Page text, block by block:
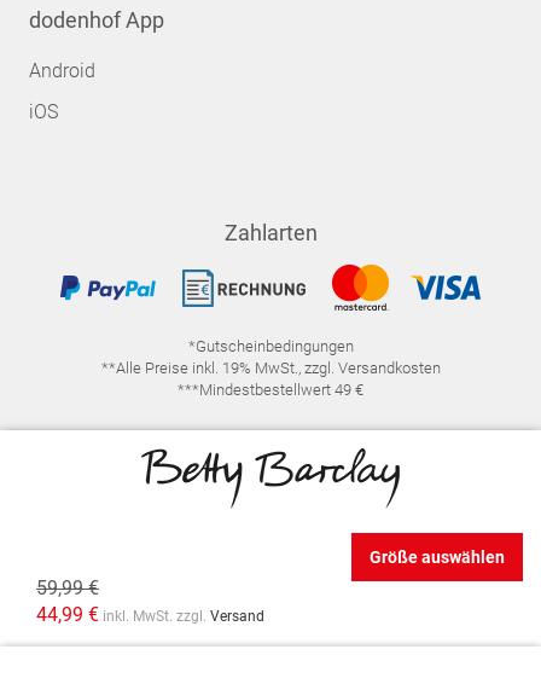
59,99 €
44,99 € inkl. MwSt. zzgl. Versand
Größe auswählen
dodenhof App
Android
iOS
Zahlarten
*Gutscheinbedingungen
**Alle Preise inkl. 19% MwSt., zzgl. Versandkosten
***Mindestbestellwert 49 €
IMPRESSUM FAQ
DATENSCHUTZ
DATENSCHUTZ-EINSTELLUNGEN
WIDERRUFSRECHT